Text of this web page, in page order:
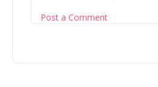
Post a Comment